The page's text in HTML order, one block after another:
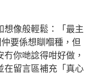
想像般輕鬆：「最主
要係想瞓嗰種，但
你哋諗得咁好做，
在留言區補充「真心